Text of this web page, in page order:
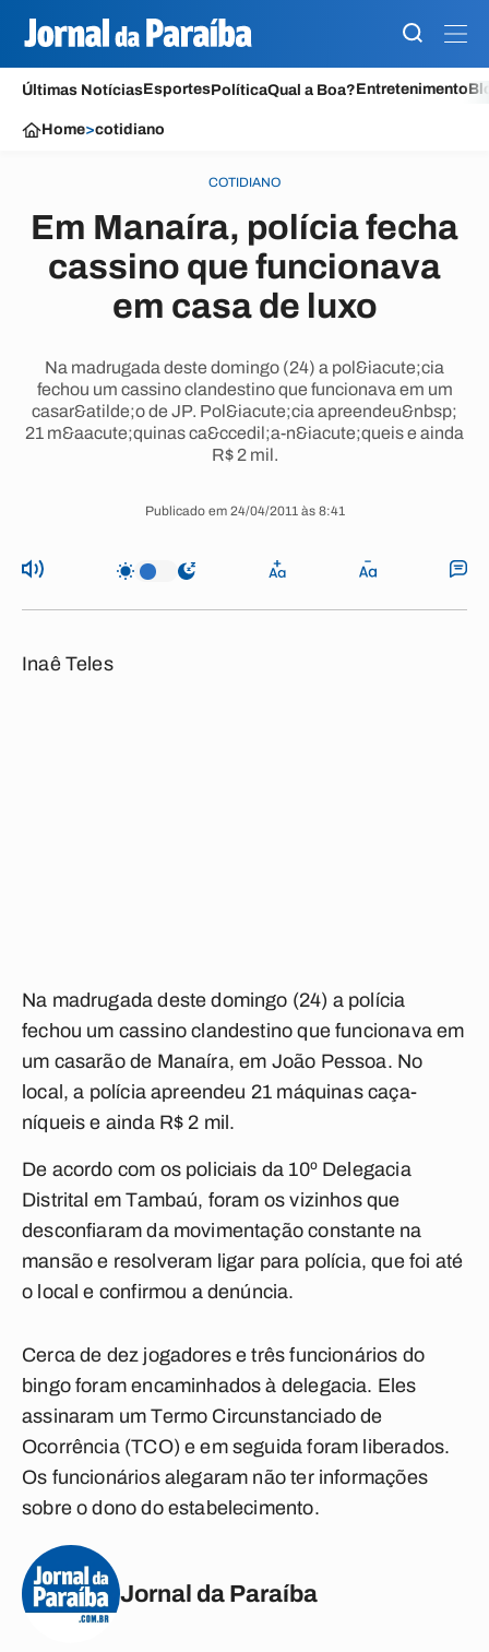
Últimas NotíciasEsportesPolíticaQual a Boa?Entretenimento
Home>cotidiano
COTIDIANO
Em Manaíra, polícia fecha
cassino que funcionava
em casa de luxo
Na madrugada deste domingo (24) a pol&iacute;cia
fechou um cassino clandestino que funcionava em um
casar&atilde;o de JP. Pol&iacute;cia apreendeu&nbsp;
21 m&aacute;quinas ca&ccedil;a-n&iacute;queis e ainda
R$ 2 mil.
Publicado em 24/04/2011 às 8:41
Inaê Teles
Na madrugada deste domingo (24) a polícia
fechou um cassino clandestino que funcionava em
um casarão de Manaíra, em João Pessoa. No
local, a polícia apreendeu 21 máquinas caça-
níqueis e ainda R$ 2 mil.
De acordo com os policiais da 10º Delegacia
Distrital em Tambaú, foram os vizinhos que
desconfiaram da movimentação constante na
mansão e resolveram ligar para polícia, que foi até
o local e confirmou a denúncia.
Cerca de dez jogadores e três funcionários do
bingo foram encaminhados à delegacia. Eles
assinaram um Termo Circunstanciado de
Ocorrência (TCO) e em seguida foram liberados.
Os funcionários alegaram não ter informações
sobre o dono do estabelecimento.
Jornal da Paraíba